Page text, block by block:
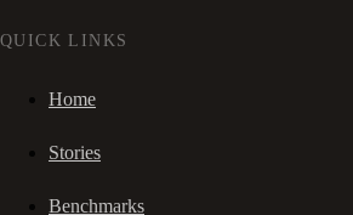
QUICK LINKS
Home
Stories
Benchmarks